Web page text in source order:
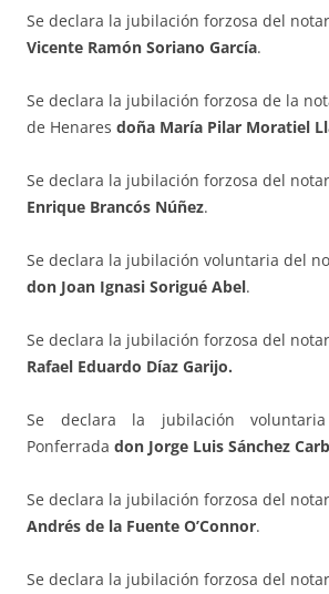
Se declara la jubilación forzosa del
Vicente Ramón Soriano García.
Se declara la jubilación forzosa de la
de Henares doña María Pilar Moratiel
Se declara la jubilación forzosa del
Enrique Brancós Núñez.
Se declara la jubilación voluntaria del
don Joan Ignasi Sorigué Abel.
Se declara la jubilación forzosa del
Rafael Eduardo Díaz Garijo.
Se declara la jubilación
Ponferrada don Jorge Luis Sánchez
Se declara la jubilación forzosa del
Andrés de la Fuente O’Connor.
Se declara la jubilación forzosa del